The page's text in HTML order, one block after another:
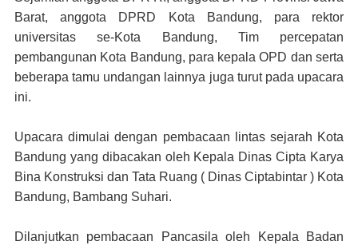
Barat, anggota DPRD Kota Bandung, para rektor
universitas se-Kota Bandung, Tim percepatan
pembangunan Kota Bandung, para kepala OPD dan serta
beberapa tamu undangan lainnya juga turut pada upacara
ini.
Upacara dimulai dengan pembacaan lintas sejarah Kota
Bandung yang dibacakan oleh Kepala Dinas Cipta Karya
Bina Konstruksi dan Tata Ruang ( Dinas Ciptabintar ) Kota
Bandung, Bambang Suhari.
Dilanjutkan pembacaan Pancasila oleh Kepala Badan